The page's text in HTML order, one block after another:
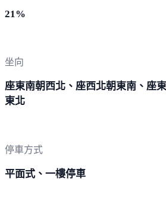
21%
坐向
座東南朝西北、座西北朝東南、座
東北
停車方式
平面式、一樓停車